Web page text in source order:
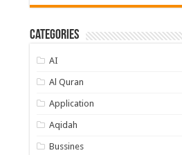
Categories
AI
Al Quran
Application
Aqidah
Bussines